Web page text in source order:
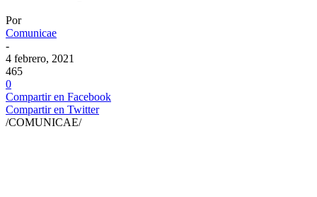
Por
Comunicae
-
4 febrero, 2021
465
0
Compartir en Facebook
Compartir en Twitter
/COMUNICAE/